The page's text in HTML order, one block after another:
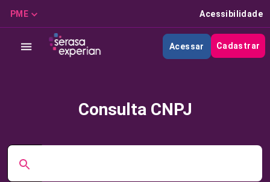
PME Acessibilidade
Acessar Cadastrar
Consulta CNPJ